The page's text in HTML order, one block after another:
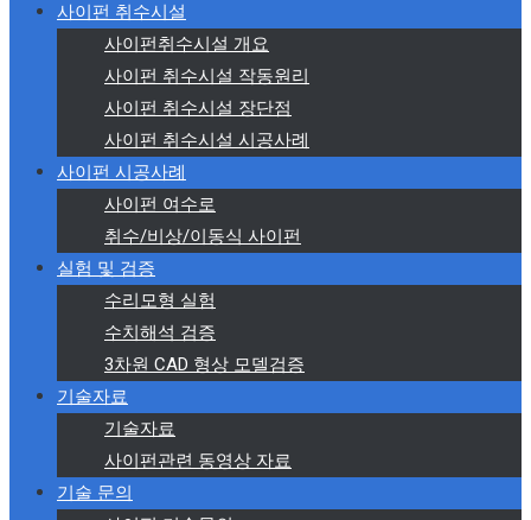
사이펀 취수시설
사이펀취수시설 개요
사이펀 취수시설 작동원리
사이펀 취수시설 장단점
사이펀 취수시설 시공사례
사이펀 시공사례
사이펀 여수로
취수/비상/이동식 사이펀
실험 및 검증
수리모형 실험
수치해석 검증
3차원 CAD 형상 모델검증
기술자료
기술자료
사이펀관련 동영상 자료
기술 문의